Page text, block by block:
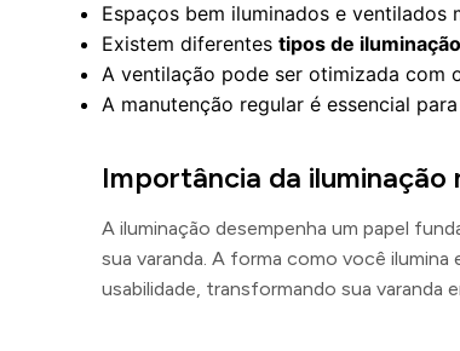
Espaços bem iluminados e ventilados
Existem diferentes tipos de iluminação
A ventilação pode ser otimizada com
A manutenção regular é essencial
Importância da iluminação
A iluminação desempenha um papel
sua varanda. A forma como você
usabilidade, transformando sua varanda